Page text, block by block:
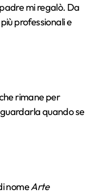
mi regalò. Da
professionali e
rimane per
quando se
nomeArte